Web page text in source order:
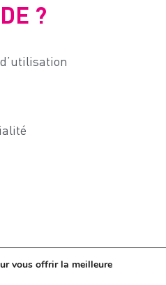
?
vous offrir la meilleure